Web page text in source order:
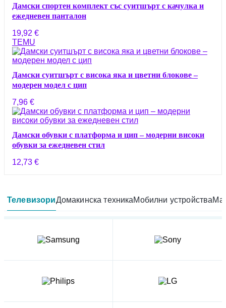
Дамски спортен комплект със суитшърт с качулка и
ежедневен панталон
19,92 €
TEMU
Дамски суитшърт с висока яка и цветни блокове –
модерен модел с цип
7,96 €
Дамски обувки с платформа и цип – модерни високи
обувки за ежедневен стил
12,73 €
ТелевизориДомакинска техникаМобилни устройства